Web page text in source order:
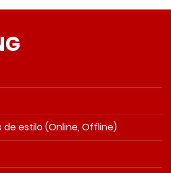
de estilo (Online, Offline)